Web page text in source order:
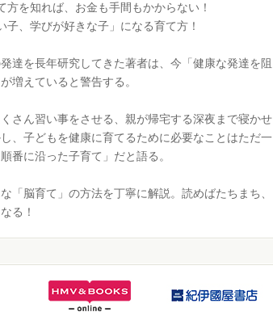
方を知れば、お金も手間もかからない！
子、学びが好きな子」になる育て方！
達を長年研究してきた著者は、今「健康な発達を阻
増えていると警告する。
さん習い事をさせる、親が帰宅する深夜まで寝かせ
、子どもを健康に育てるために必要なことはただ一
番に沿った子育て」だと語る。
「脳育て」の方法を丁寧に解説。読めばたちまち、
る！